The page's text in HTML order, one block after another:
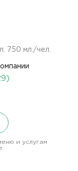
750 мл./чел.
и услугам